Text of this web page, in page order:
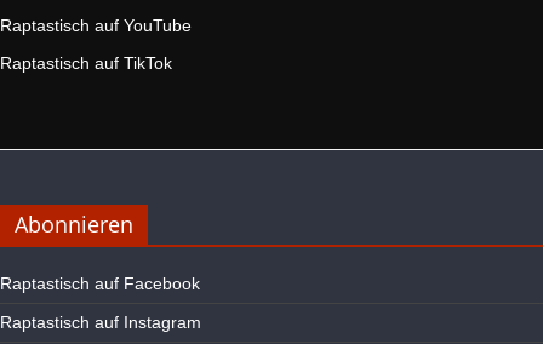
Raptastisch auf YouTube
Raptastisch auf TikTok
Abonnieren
Raptastisch auf Facebook
Raptastisch auf Instagram